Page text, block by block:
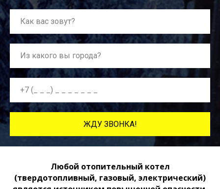
ЖДУ ЗВОНКА!
Любой отопительный котел
(твердотопливный, газовый, электрический)